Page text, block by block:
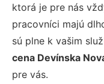
ktorá je pre nás
pracovníci majú
sú plne k vašim
cena Devínska
pre vás.